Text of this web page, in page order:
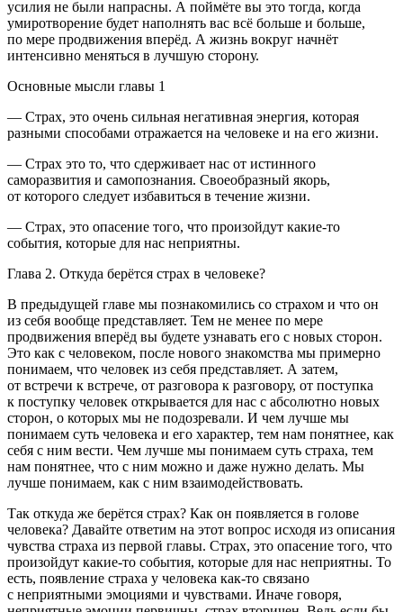
усилия не были напрасны. А поймёте вы это тогда, когда
умиротворение будет наполнять вас всё больше и больше,
по мере продвижения вперёд. А жизнь вокруг начнёт
интенсивно меняться в лучшую сторону.
Основные мысли главы 1
— Страх, это очень сильная негативная энергия, которая
разными способами отражается на человеке и на его жизни.
— Страх это то, что сдерживает нас от истинного
саморазвития и самопознания. Своеобразный якорь,
от которого следует избавиться в течение жизни.
— Страх, это опасение того, что произойдут какие-то
события, которые для нас неприятны.
Глава 2. Откуда берётся страх в человеке?
В предыдущей главе мы познакомились со страхом и что он
из себя вообще представляет. Тем не менее по мере
продвижения вперёд вы будете узнавать его с новых сторон.
Это как с человеком, после нового знакомства мы примерно
понимаем, что человек из себя представляет. А затем,
от встречи к встрече, от разговора к разговору, от поступка
к поступку человек открывается для нас с абсолютно новых
сторон, о которых мы не подозревали. И чем лучше мы
понимаем суть человека и его характер, тем нам понятнее, как
себя с ним вести. Чем лучше мы понимаем суть страха, тем
нам понятнее, что с ним можно и даже нужно делать. Мы
лучше понимаем, как с ним взаимодействовать.
Так откуда же берётся страх? Как он появляется в голове
человека? Давайте ответим на этот вопрос исходя из описания
чувства страха из первой главы. Страх, это опасение того, что
произойдут какие-то события, которые для нас неприятны. То
есть, появление страха у человека как-то связано
с неприятными эмоциями и чувствами. Иначе говоря,